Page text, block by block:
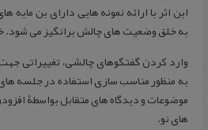
این اثر با ارائه نمونه هایی دارای بن
به خلق وضعیت های چالش برانگیز می شود.
وارد کردن گفتگوهای چالشی، تغییراتی
به منظور مناسب سازی استفاده در جلسه
موضوعات و دیدگاه های متقابل بواسطۀ
های نو.